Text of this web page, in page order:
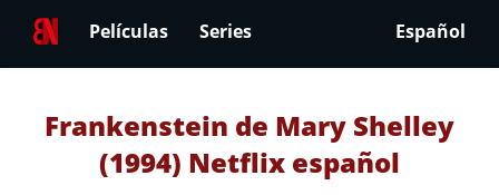
Películas Series Español
Frankenstein de Mary Shelley
(1994) Netflix español